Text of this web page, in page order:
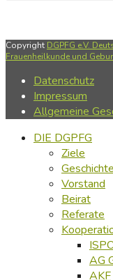
Copyright DGPFG e.V.
Frauenheilkunde und
Datenschutz
Impressum
Allgemeine
DIE DGPFG
Ziele
Vorstand
Beirat
Referate
AG
AKF